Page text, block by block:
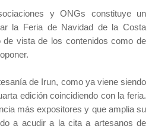
y ONGs constituye un
la Feriade Navidad de
la Costa
vista de los contenidos como de
de Irun, como ya viene siendo
edición coincidiendo con la feria.
más expositores y que amplia su
a acudir a la cita a artesanos de